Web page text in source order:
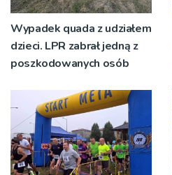
Wypadek quada z udziałem
dzieci. LPR zabrał jedną z
poszkodowanych osób